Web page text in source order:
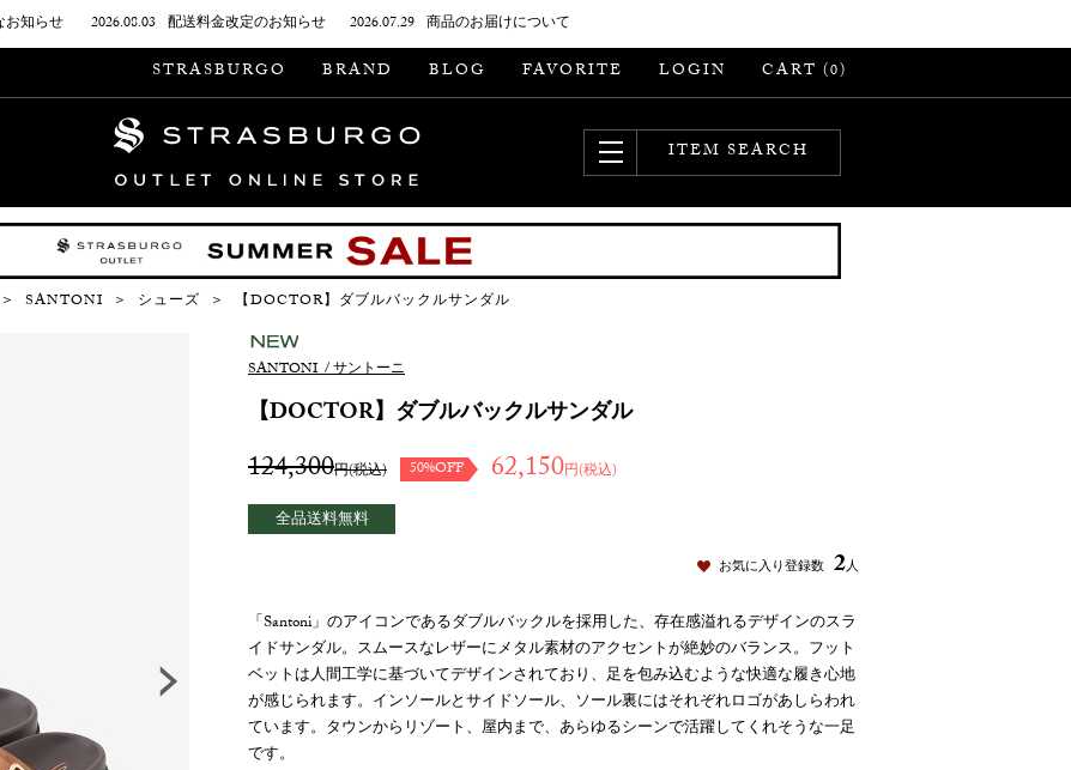
お知らせ 2026.08.03 配送料金改定のお知らせ 2026.07.29 商品のお届けについて
STRASBURGO BRAND BLOG FAVORITE LOGIN CART (0)
ITEM SEARCH
＞ SANTONI ＞ シューズ ＞ 【DOCTOR】ダブルバックルサンダル
NEW
SANTONI/サントーニ
【DOCTOR】ダブルバックルサンダル
124,300円(税込) 50%OFF 62,150円(税込)
全品送料無料
お気に入り登録数 2人
「Santoni」のアイコンであるダブルバックルを採用した、存在感溢れるデザインのスラ
イドサンダル。スムースなレザーにメタル素材のアクセントが絶妙のバランス。フット
ベットは人間工学に基づいてデザインされており、足を包み込むような快適な履き心地
が感じられます。インソールとサイドソール、ソール裏にはそれぞれロゴがあしらわれ
ています。タウンからリゾート、屋内まで、あらゆるシーンで活躍してくれそうな一足
です。